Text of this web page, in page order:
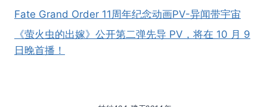
Fate Grand Order 11周年纪念动画PV-异闻带宇宙
《萤火虫的出嫁》公开第二弹先导 PV，将在 10 月 9
日晚首播！